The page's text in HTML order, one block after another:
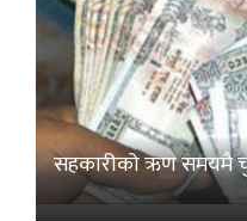
सहकारीको ऋण समयमै